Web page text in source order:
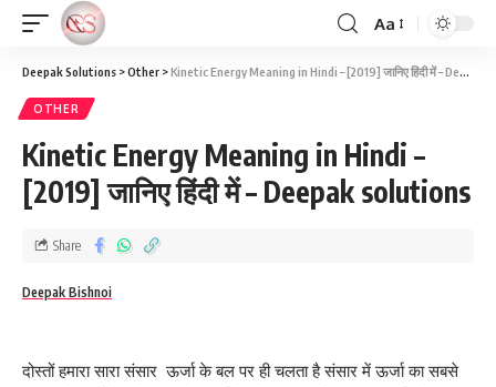
Aa
Deepak Solutions >Other >Kinetic Energy Meaning in Hindi – [2019] जानिए हिंदी में – Deepak solutions
OTHER
Kinetic Energy Meaning in Hindi –
[2019] जानिए हिंदी में – Deepak solutions
Deepak Bishnoi
Share
दोस्तों हमारा सारा संसार ऊर्जा के बल पर ही चलता है संसार में ऊर्जा का सबसे